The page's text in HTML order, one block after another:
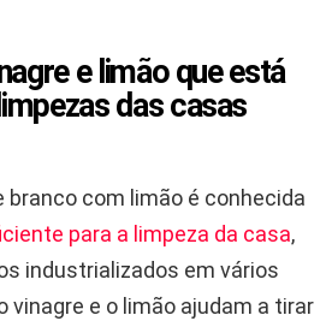
e limão que está
das casas
branco com limão é conhecida
para a limpeza da casa,
industrializados em vários
vinagre e o limão ajudam a tirar